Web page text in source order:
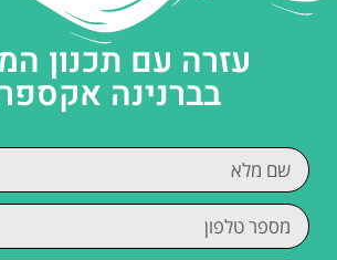
עזרה עם תכנון
בברנינה